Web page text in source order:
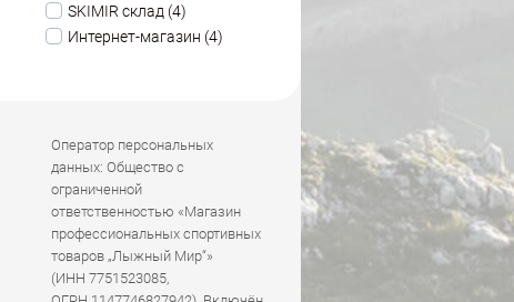
SKIMIR склад (4)
Интернет-магазин (4)
Оператор персональных
данных: Общество с
ограниченной
ответственностью «Магазин
профессиональных спортивных
товаров „Лыжный Мир“»
(ИНН 7751523085,